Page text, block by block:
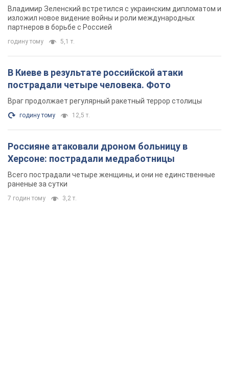
Владимир Зеленский встретился с украинским дипломатом и
изложил новое видение войны и роли международных
партнеров в борьбе с Россией
годину тому 5,1 т.
В Киеве в результате российской атаки
пострадали четыре человека. Фото
Враг продолжает регулярный ракетный террор столицы
годину тому 12,5 т.
Россияне атаковали дроном больницу в
Херсоне: пострадали медработницы
Всего пострадали четыре женщины, и они не единственные
раненые за сутки
7 годин тому 3,2 т.